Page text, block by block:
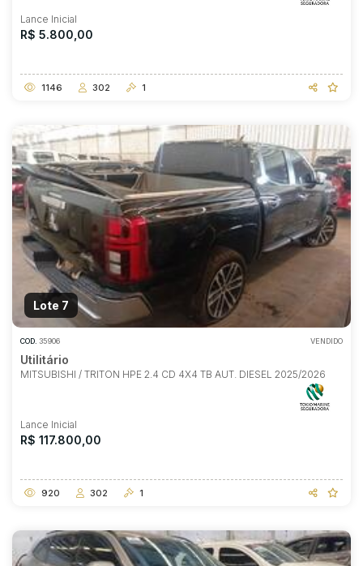
Lance Inicial
R$ 5.800,00
1146 302 1
Lote 7
COD. 35906 VENDIDO
Utilitário
MITSUBISHI / TRITON HPE 2.4 CD 4X4 TB AUT. DIESEL 2025/2026
Lance Inicial
R$ 117.800,00
920 302 1